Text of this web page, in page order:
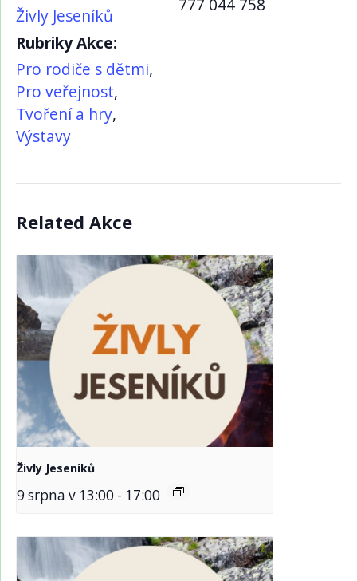
Živly Jeseníků
Rubriky Akce:
Pro rodiče s dětmi,
Pro veřejnost,
Tvoření a hry,
Výstavy
Related Akce
Živly Jeseníků
9 srpna v 13:00 - 17:00